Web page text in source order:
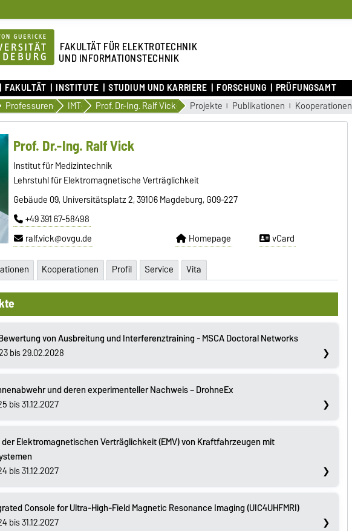
FAKULTÄT FÜR ELEKTROTECHNIK
UND INFORMATIONSTECHNIK
FAKULTÄT INSTITUTE STUDIUM UND KARRIERE FORSCHUNG PRÜFUNGSAMT
Professuren IMT Prof. Dr.-Ing. Ralf Vick Projekte Publikationen Kooperationen
Prof. Dr.-Ing. Ralf Vick
Institut für Medizintechnik
Lehrstuhl für Elektromagnetische Verträglichkeit
Gebäude 09, Universitätsplatz 2, 39106 Magdeburg, G09-227
+49 391 67-58498
ralf.vick@ovgu.de
Homepage vCard
Kooperationen Profil Service Vita
von Ausbreitung und Interferenztraining - MSCA Doctoral Networks
bis 29.02.2028
und deren experimenteller Nachweis – DrohneEx
bis 31.12.2027
Elektromagnetischen Verträglichkeit (EMV) von Kraftfahrzeugen mit
bis 31.12.2027
Console for Ultra-High-Field Magnetic Resonance Imaging (UIC4UHFMRI)
bis 31.12.2027